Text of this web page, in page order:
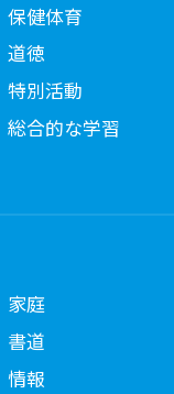
保健体育
道徳
特別活動
総合的な学習
家庭
書道
情報